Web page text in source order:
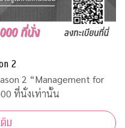
2
for
รด่วน 5,000 ที่นั่งเท่านั้น
ม